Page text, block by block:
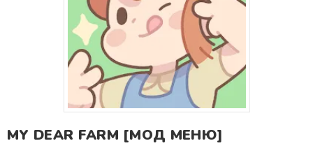
MY DEAR FARM [МОД МЕНЮ]